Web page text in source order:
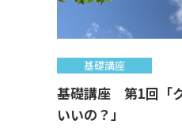
基礎講座
基礎講座 第1回「
いいの？」